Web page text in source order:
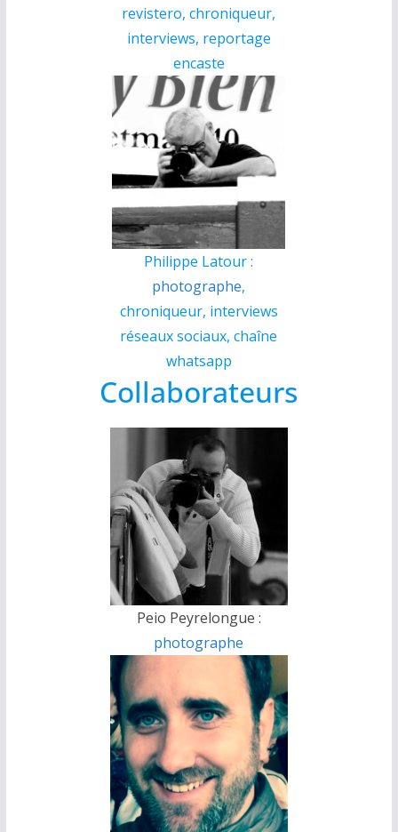
revistero, chroniqueur,
interviews, reportage
encaste
Philippe Latour :
photographe,
chroniqueur, interviews
réseaux sociaux, chaîne
whatsapp
Collaborateurs
Peio Peyrelongue :
photographe